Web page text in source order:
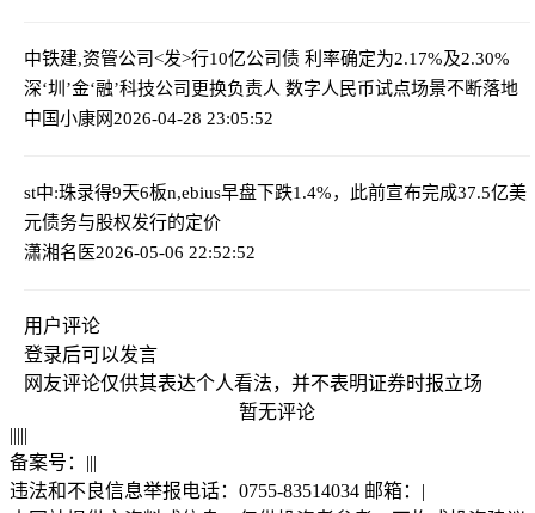
中铁建,资管公司<发>行10亿公司债 利率确定为2.17%及2.30%
深‘圳’金‘融’科技公司更换负责人 数字人民币试点场景不断落地
中国小康网2026-04-28 23:05:52
st中:珠录得9天6板n,ebius早盘下跌1.4%，此前宣布完成37.5亿美
元债务与股权发行的定价
潇湘名医2026-05-06 22:52:52
用户评论
登录后可以发言
网友评论仅供其表达个人看法，并不表明证券时报立场
暂无评论
|||||
备案号： |||
违法和不良信息举报电话：0755-83514034 邮箱： |